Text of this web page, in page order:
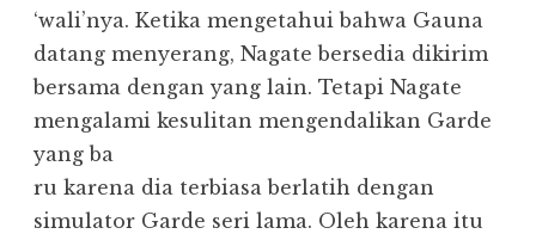
‘wali’nya. Ketika mengetahui bahwa Gauna
datang menyerang, Nagate bersedia dikirim
bersama dengan yang lain. Tetapi Nagate
mengalami kesulitan mengendalikan Garde
yang ba
ru karena dia terbiasa berlatih dengan
simulator Garde seri lama. Oleh karena itu